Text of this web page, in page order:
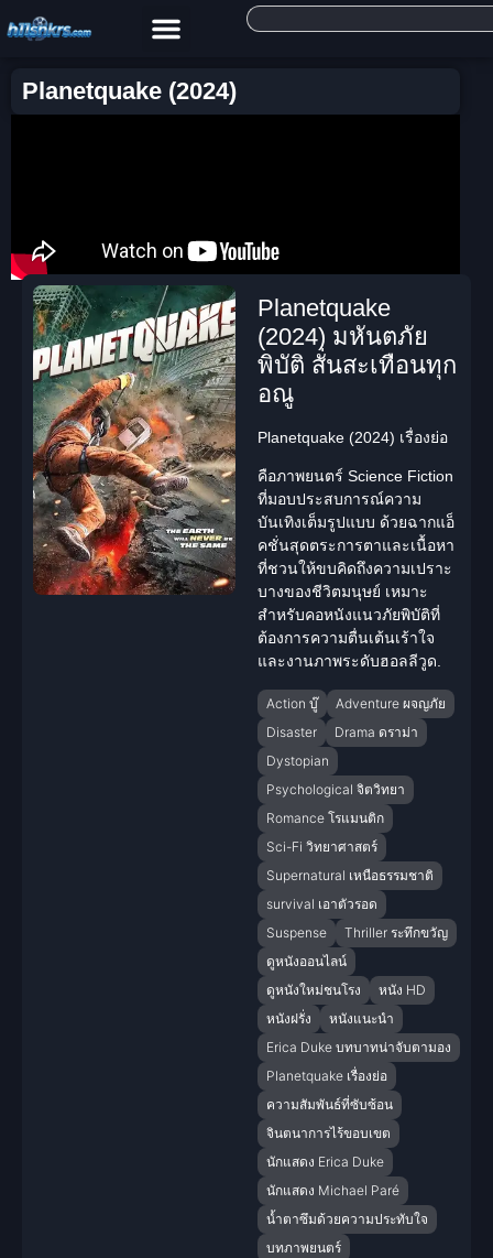
Planetquake (2024)
Planetquake
(2024) มหันตภัย
พิบัติ สั่นสะเทือนทุก
อณู
Planetquake (2024) เรื่องย่อ
คือภาพยนตร์ Science Fiction
ที่มอบประสบการณ์ความ
บันเทิงเต็มรูปแบบ ด้วยฉากแอ็
คชั่นสุดตระการตาและเนื้อหา
ที่ชวนให้ขบคิดถึงความเปราะ
บางของชีวิตมนุษย์ เหมาะ
สำหรับคอหนังแนวภัยพิบัติที่
ต้องการความตื่นเต้นเร้าใจ
และงานภาพระดับฮอลลีวูด.
Action บู๊
Adventure ผจญภัย
Disaster
Drama ดราม่า
Dystopian
Psychological จิตวิทยา
Romance โรแมนติก
Sci-Fi วิทยาศาสตร์
Supernatural เหนือธรรมชาติ
survival เอาตัวรอด
Suspense
Thriller ระทึกขวัญ
ดูหนังออนไลน์
ดูหนังใหม่ชนโรง
หนัง HD
หนังฝรั่ง
หนังแนะนำ
Erica Duke บทบาทน่าจับตามอง
Planetquake เรื่องย่อ
ความสัมพันธ์ที่ซับซ้อน
จินตนาการไร้ขอบเขต
นักแสดง Erica Duke
นักแสดง Michael Paré
น้ำตาซึมด้วยความประทับใจ
บทภาพยนตร์